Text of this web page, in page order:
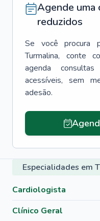
Agende uma
reduzidos
Se você procura
Turmalina, conte
agenda
acessíveis, sem
adesão.
Especialidades em
Cardiologista
Clínico Geral